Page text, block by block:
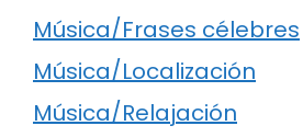
Música/Frases célebres
Música/Localización
Música/Relajación